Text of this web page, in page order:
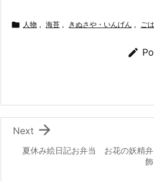
c
o
k
itt e er e
a
l
 人物 , 海苔 , きぬさや・いんげん , ご

夏休み絵日記お弁当 お花の妖精

Next